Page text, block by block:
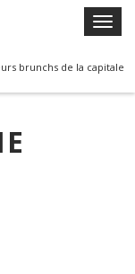
T
g
g
brunchs de la capitale